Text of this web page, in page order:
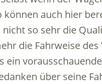
können auch hier
so sehr die
die Fahrweise des
ein
über seine